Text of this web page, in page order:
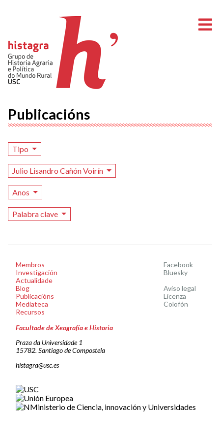
Publicacións
Tipo
Julio Lisandro Cañón Voirín
Anos
Palabra clave
Membros
Investigación
Actualidade
Blog
Publicacións
Mediateca
Recursos
Facebook
Bluesky
Aviso legal
Licenza
Colofón
Facultade de Xeografía e Historia
Praza da Universidade 1
15782. Santiago de Compostela
histagra@usc.es